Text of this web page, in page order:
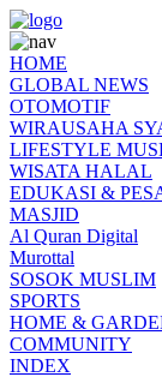
HOME
GLOBAL NEWS
OTOMOTIF
WIRAUSAHA
LIFESTYLE
WISATA HALAL
EDUKASI &
MASJID
Al Quran Digital
Murottal
SOSOK MUSLIM
SPORTS
HOME &
COMMUNITY
INDEX